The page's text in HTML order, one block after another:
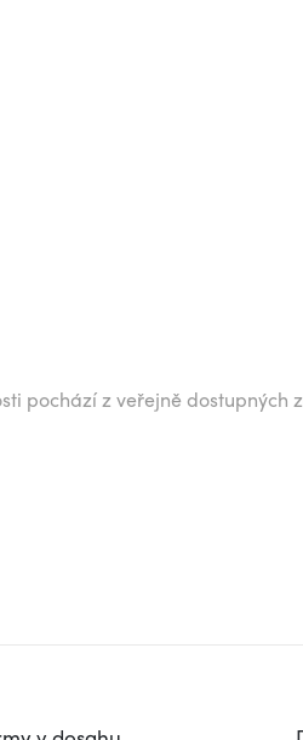
pochází z veřejně dostupných